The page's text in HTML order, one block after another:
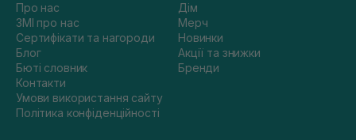
Про нас
ЗМІ про нас
Сертифікати та нагороди
Блог
Бюті словник
Контакти
Умови використання сайту
Політика конфіденційності
Дім
Мерч
Новинки
Акції та знижки
Бренди